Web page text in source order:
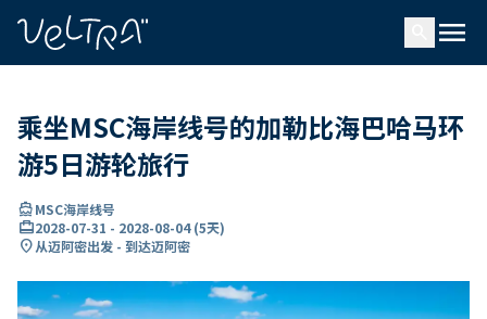
menu
乘坐MSC海岸线号的加勒比海巴哈马环
游5日游轮旅行
directions_boatMSC海岸线号
card_travel2028-07-31 - 2028-08-04(5天)
location_on从迈阿密出发 - 到达迈阿密